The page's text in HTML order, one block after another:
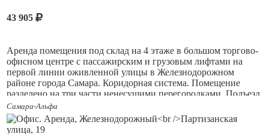
43 905
Аренда помещения под склад на 4 этаже в большом торгово-
офисном центре c пассажирским и грузовым лифтами на
первой линии оживленной улицы в Железнодорожном
районе города Самара. Коридорная система. Помещение
разделено на три части ненесущими перегородками. Подъезд
для автотранспорта к грузовому лифту через большие ворота
с торца здания. Подключены все виды коммуникаций,
интернет и телефон. Имеется круглосуточная охрана.
Самара-Альфа